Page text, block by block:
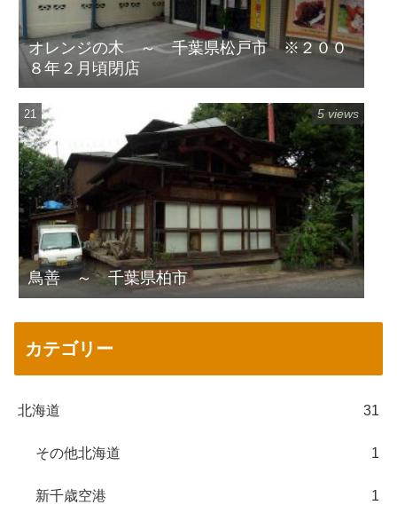
オレンジの木 ～ 千葉県松戸市 ※２００
８年２月頃閉店
鳥善 ～ 千葉県柏市
5 views
カテゴリー
北海道 31
その他北海道 1
新千歳空港 1